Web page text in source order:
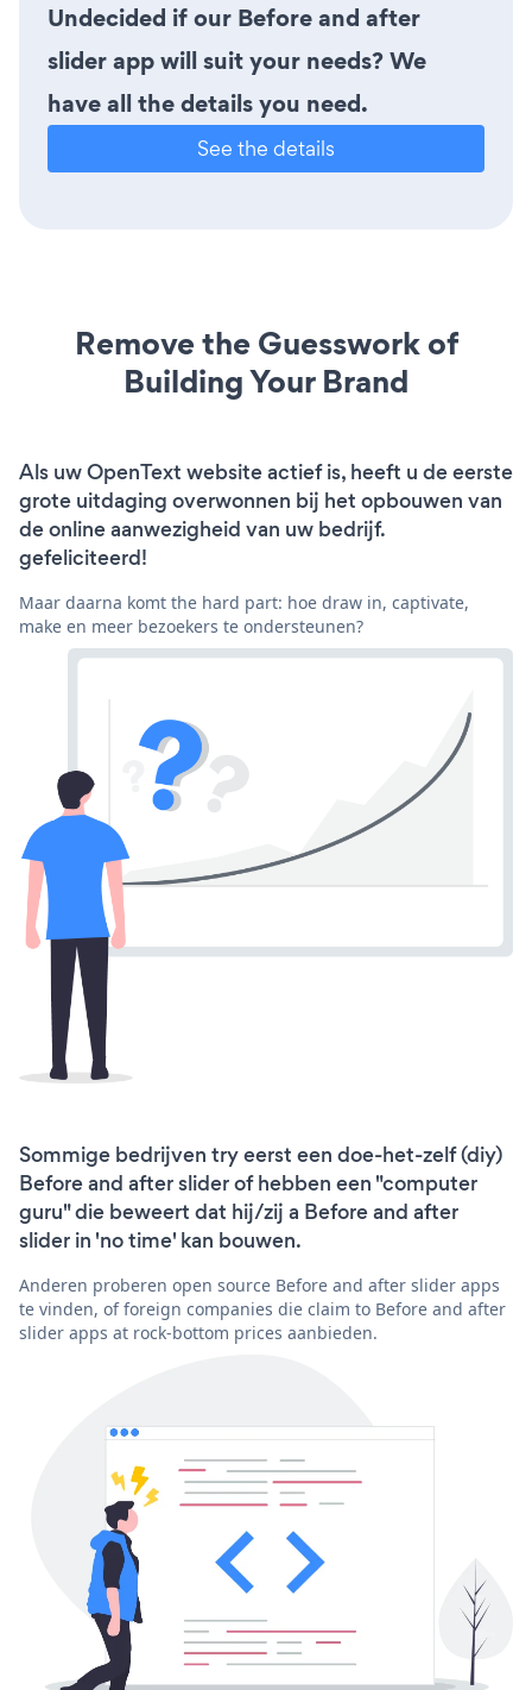
Undecided if our Before and after
slider app will suit your needs? We
have all the details you need.
See the details
Remove the Guesswork of
Building Your Brand
Als uw OpenText website actief is, heeft u de eerste
grote uitdaging overwonnen bij het opbouwen van
de online aanwezigheid van uw bedrijf.
gefeliciteerd!
Maar daarna komt the hard part: hoe draw in, captivate,
make en meer bezoekers te ondersteunen?
Sommige bedrijven try eerst een doe-het-zelf (diy)
Before and after slider of hebben een "computer
guru" die beweert dat hij/zij a Before and after
slider in 'no time' kan bouwen.
Anderen proberen open source Before and after slider apps
te vinden, of foreign companies die claim to Before and after
slider apps at rock-bottom prices aanbieden.